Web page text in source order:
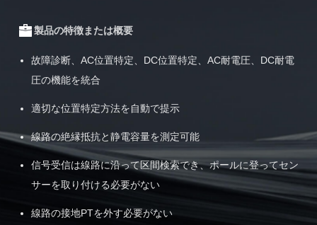
製品の特徴または概要
故障診断、AC位置特定、DC位置特定、AC耐電圧、DC耐電
圧の機能を統合
適切な位置特定方法を自動で提示
線路の絶縁抵抗と静電容量を測定可能
信号受信は線路に沿って区間検索でき、ポールに登ってセン
サーを取り付ける必要がない
線路の接地PTを外す必要がない